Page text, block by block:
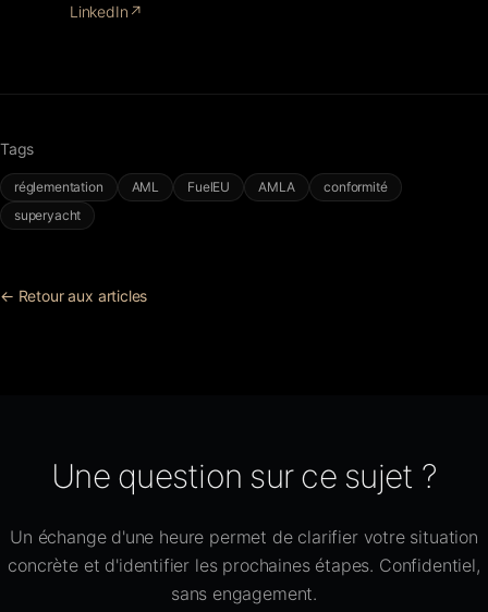
LinkedIn ↗
Tags
réglementation AML FuelEU AMLA
conformité
superyacht
← Retour aux articles
Une question sur ce sujet ?
Un échange d'une heure permet de clarifier votre situation
concrète et d'identifier les prochaines étapes. Confidentiel,
sans engagement.